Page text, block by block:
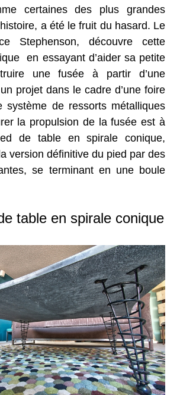
certaines des plus grandes
a été le fruit du hasard. Le
Stephenson, découvre cette
en essayant d’aider sa petite
une fusée à partir d’une
projet dans le cadre d’une foire
système de ressorts métalliques
la propulsion de la fusée est à
de table en spirale conique,
version définitive du pied par des
se terminant en une boule
table en spirale conique